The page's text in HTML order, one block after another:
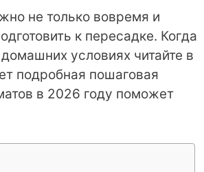
не только вовремя и
к пересадке. Когда
условиях читайте в
подробная пошаговая
в 2026 году поможет